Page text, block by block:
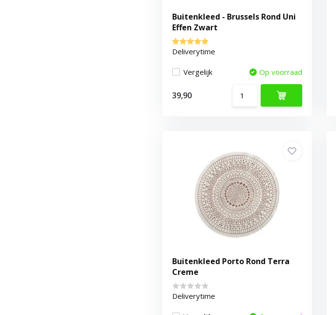
Buitenkleed - Brussels Rond Uni
Effen Zwart
Deliverytime
Vergelijk Op voorraad
39,90
Buitenkleed Porto Rond Terra
Creme
Deliverytime